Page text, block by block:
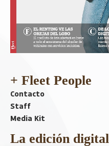
+ Fleet People
Contacto
Staff
Media Kit
La edición digital